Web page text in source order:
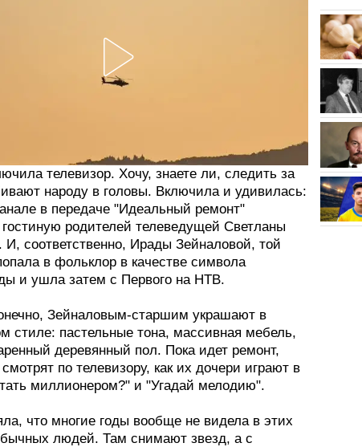
телевизор. Хочу, знаете ли, следить за
народу в головы. Включила и удивилась:
в передаче "Идеальный ремонт"
родителей телеведущей Светланы
И, соответственно, Ирады Зейналовой, той
в фольклор в качестве символа
и ушла затем с Первого на НТВ.
Зейналовым-старшим украшают в
стиле: пастельные тона, массивная мебель,
деревянный пол. Пока идет ремонт,
по телевизору, как их дочери играют в
миллионером?" и "Угадай мелодию".
что многие годы вообще не видела в этих
людей. Там снимают звезд, а с